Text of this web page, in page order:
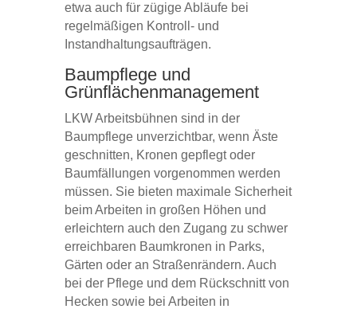
etwa auch für zügige Abläufe bei
regelmäßigen Kontroll- und
Instandhaltungsaufträgen.
Baumpflege und
Grünflächenmanagement
LKW Arbeitsbühnen sind in der
Baumpflege unverzichtbar, wenn Äste
geschnitten, Kronen gepflegt oder
Baumfällungen vorgenommen werden
müssen. Sie bieten maximale Sicherheit
beim Arbeiten in großen Höhen und
erleichtern auch den Zugang zu schwer
erreichbaren Baumkronen in Parks,
Gärten oder an Straßenrändern. Auch
bei der Pflege und dem Rückschnitt von
Hecken sowie bei Arbeiten in